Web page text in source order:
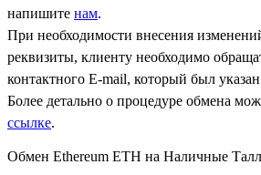
напишите нам.
При необходимости внесения
реквизиты, клиенту необходимо
контактного Е-mail, который был
Более детально о процедуре обмена
ссылке.
Обмен Ethereum ETH на Наличные